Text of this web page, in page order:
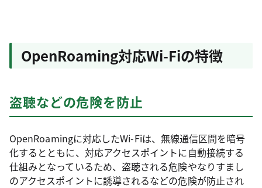
OpenRoaming対応Wi-Fiの特徴
盗聴などの危険を防止
OpenRoamingに対応したWi-Fiは、無線通信区間を暗号
化するとともに、対応アクセスポイントに自動接続する
仕組みとなっているため、盗聴される危険やなりすまし
のアクセスポイントに誘導されるなどの危険が防止され